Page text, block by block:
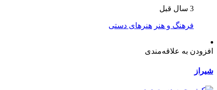
3 سال قبل
فرهنگ و هنر هنرهای دستی
افزودن به علاقه‌مندی
شیراز